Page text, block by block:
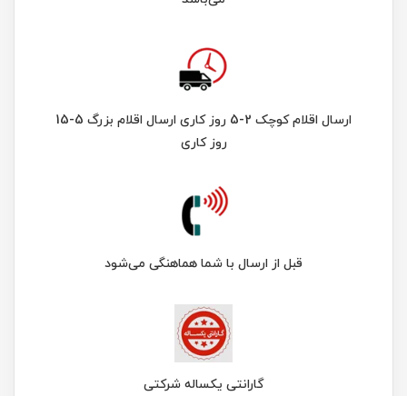
ارسال اقلام کوچک 2-5 روز کاری ارسال اقلام بزرگ 5-15
روز کاری
قبل از ارسال با شما هماهنگی می‌شود
گارانتی یکساله شرکتی